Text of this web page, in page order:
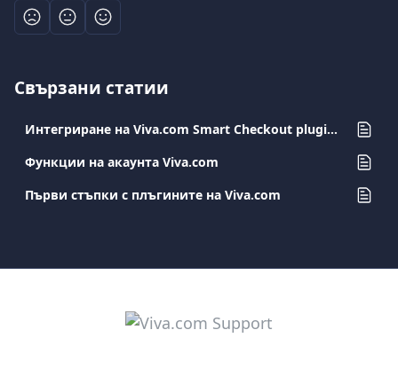
Свързани статии
Интегриране на Viva.com Smart Checkout plugin for WooCommerce
Функции на акаунта Viva.com
Първи стъпки с плъгините на Viva.com